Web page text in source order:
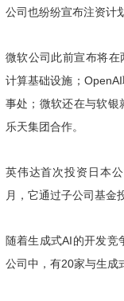
公司也纷纷宣布注资计划
微软公司此前宣布将
计算基础设施；
事处；微软还在与软银
乐天集团合作。
英伟达首次投资日本
月，它通过子公司基金
随着生成式AI的开发竞
公司中，有20家与生成